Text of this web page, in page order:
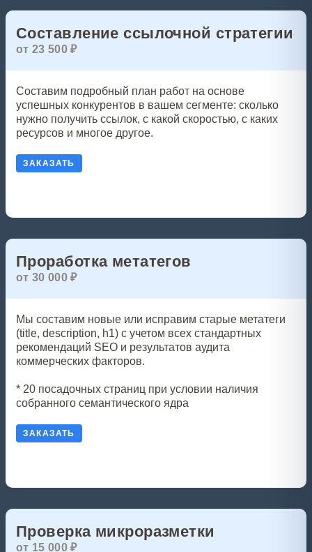
Составление ссылочной стратегии
от 23 500 ₽
Составим подробный план работ на основе
успешных конкурентов в вашем сегменте: сколько
нужно получить ссылок, с какой скоростью, с каких
ресурсов и многое другое.
ЗАКАЗАТЬ
Проработка метатегов
от 30 000 ₽
Мы составим новые или исправим старые метатеги
(title, description, h1) с учетом всех стандартных
рекомендаций SEO и результатов аудита
коммерческих факторов.
* 20 посадочных страниц при условии наличия
собранного семантического ядра
ЗАКАЗАТЬ
Проверка микроразметки
от 15 000 ₽